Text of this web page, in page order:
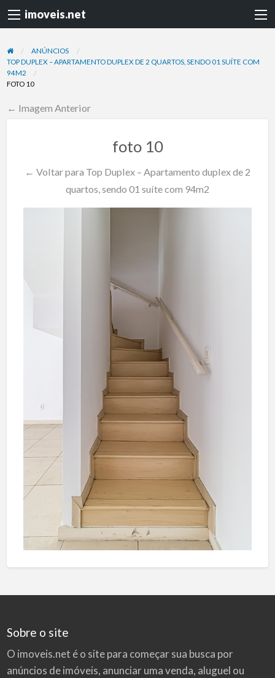
imoveis.net
ANÚNCIOS
TOP DUPLEX – APARTAMENTO DUPLEX DE 2 QUARTOS, SENDO 01 SUÍTE COM
94M2
FOTO 10
← Imagem Anterior
foto 10
← Voltar para Top Duplex – Apartamento duplex de 2
quartos, sendo 01 suíte com 94m2
Sobre o site
O imoveis.net é o site para começar sua busca por
anúncios de imóveis, anunciar uma venda, aluguel ou